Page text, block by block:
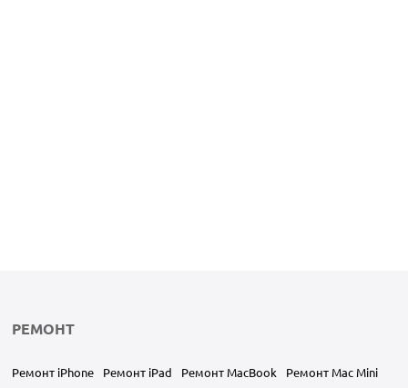
РЕМОНТ
Ремонт iPhone Ремонт iPad Ремонт MacBook
Ремонт Mac Mini